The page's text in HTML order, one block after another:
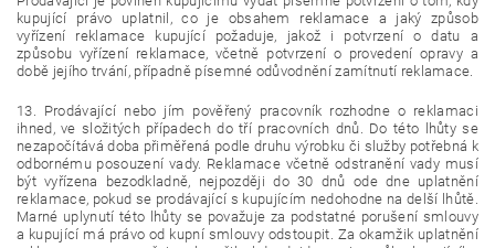
kupující právo uplatnil, co je obsahem reklamace a jaký způsob
vyřízení reklamace kupující požaduje, jakož i potvrzení o datu a
způsobu vyřízení reklamace, včetně potvrzení o provedení opravy a
době jejího trvání, případně písemné odůvodnění zamítnutí reklamace.
13. Prodávající nebo jím pověřený pracovník rozhodne o reklamaci
ihned, ve složitých případech do tří pracovních dnů. Do této lhůty se
nezapočítává doba přiměřená podle druhu výrobku či služby potřebná k
odbornému posouzení vady. Reklamace včetně odstranění vady musí
být vyřízena bezodkladně, nejpozději do 30 dnů ode dne uplatnění
reklamace, pokud se prodávající s kupujícím nedohodne na delší lhůtě.
Marné uplynutí této lhůty se považuje za podstatné porušení smlouvy
a kupující má právo od kupní smlouvy odstoupit. Za okamžik uplatnění